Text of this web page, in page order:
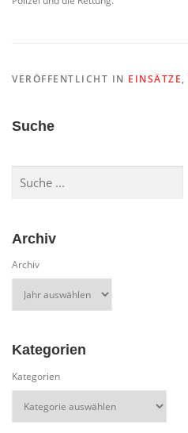
VERÖFFENTLICHT IN EINSÄTZE,
Suche
Archiv
Archiv
Kategorien
Kategorien